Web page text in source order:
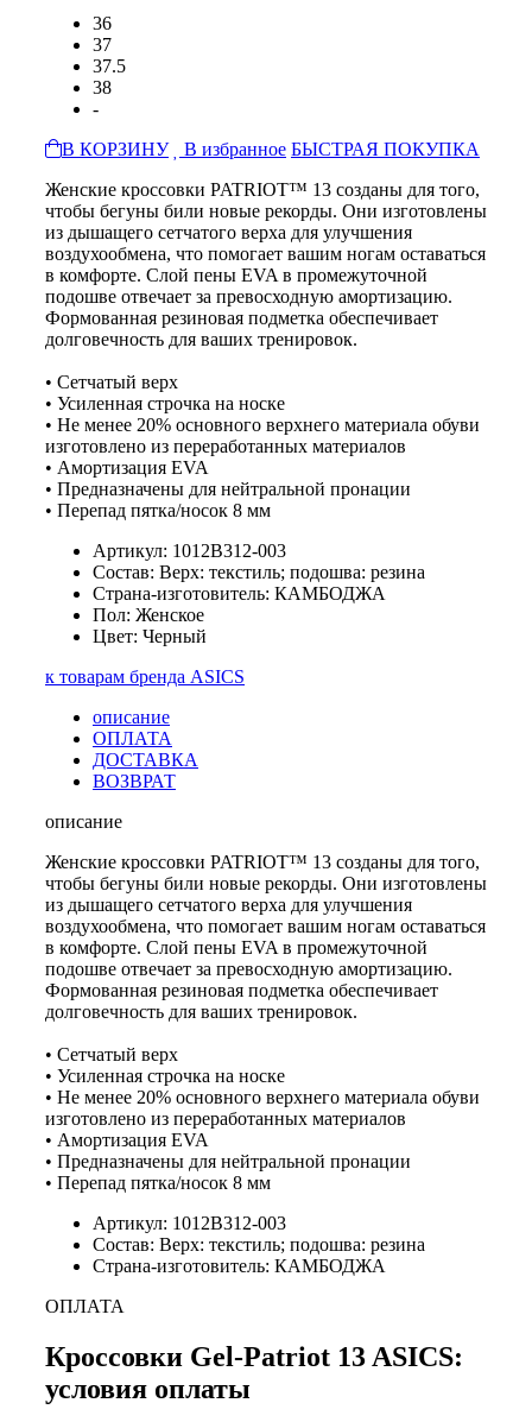
36
37
37.5
38
-
В КОРЗИНУ
В избранное БЫСТРАЯ ПОКУПКА
Женские кроссовки PATRIOT™ 13 созданы для того,
чтобы бегуны били новые рекорды. Они изготовлены
из дышащего сетчатого верха для улучшения
воздухообмена, что помогает вашим ногам оставаться
в комфорте. Слой пены EVA в промежуточной
подошве отвечает за превосходную амортизацию.
Формованная резиновая подметка обеспечивает
долговечность для ваших тренировок.
• Сетчатый верх
• Усиленная строчка на носке
• Не менее 20% основного верхнего материала обуви
изготовлено из переработанных материалов
• Амортизация EVA
• Предназначены для нейтральной пронации
• Перепад пятка/носок 8 мм
Артикул: 1012B312-003
Состав: Верх: текстиль; подошва: резина
Страна-изготовитель: КАМБОДЖА
Пол: Женское
Цвет: Черный
к товарам бренда ASICS
описание
ОПЛАТА
ДОСТАВКА
ВОЗВРАТ
описание
Женские кроссовки PATRIOT™ 13 созданы для того,
чтобы бегуны били новые рекорды. Они изготовлены
из дышащего сетчатого верха для улучшения
воздухообмена, что помогает вашим ногам оставаться
в комфорте. Слой пены EVA в промежуточной
подошве отвечает за превосходную амортизацию.
Формованная резиновая подметка обеспечивает
долговечность для ваших тренировок.
• Сетчатый верх
• Усиленная строчка на носке
• Не менее 20% основного верхнего материала обуви
изготовлено из переработанных материалов
• Амортизация EVA
• Предназначены для нейтральной пронации
• Перепад пятка/носок 8 мм
Артикул: 1012B312-003
Состав: Верх: текстиль; подошва: резина
Страна-изготовитель: КАМБОДЖА
ОПЛАТА
Кроссовки Gel-Patriot 13 ASICS:
условия оплаты